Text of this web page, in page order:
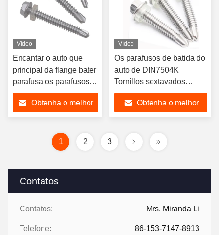
Contatos
Contatos: Mrs. Miranda Li
Telefone: 86-153-7147-8913
Vídeo
Encantar o auto que
principal da flange bater
parafusa os parafusos
da cabeça da arruela do
hexágonoObtenha o melhor
Vídeo
Os parafusos de batida do
auto de DIN7504K
Tornillos sextavados
encantam os parafusos
principais da bolacha
Obtenha o melhor
1 2 3